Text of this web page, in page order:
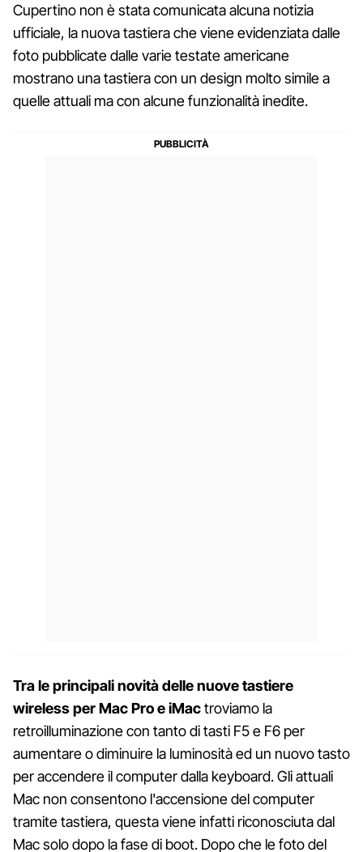
Cupertino non è stata comunicata alcuna notizia
ufficiale, la nuova tastiera che viene evidenziata dalle
foto pubblicate dalle varie testate americane
mostrano una tastiera con un design molto simile a
quelle attuali ma con alcune funzionalità inedite.
Tra le principali novità delle nuove tastiere
wireless per Mac Pro e iMactroviamo la
retroilluminazione con tanto di tasti F5 e F6 per
aumentare o diminuire la luminosità ed un nuovo tasto
per accendere il computer dalla keyboard. Gli attuali
Mac non consentono l'accensione del computer
tramite tastiera, questa viene infatti riconosciuta dal
Mac solo dopo la fase di boot. Dopo che le foto del